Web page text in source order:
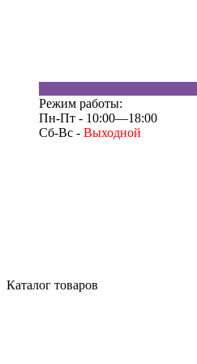
Режим работы:
Пн-Пт - 10:00—18:00
Сб-Вс - Выходной
Каталог товаров